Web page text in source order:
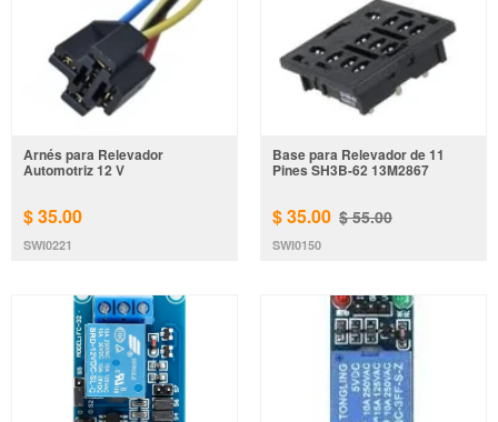
Arnés para Relevador
Automotriz 12 V
$ 35.00
SWI0221
Base para Relevador de 11
Pines SH3B-62 13M2867
$ 35.00 $ 55.00
SWI0150